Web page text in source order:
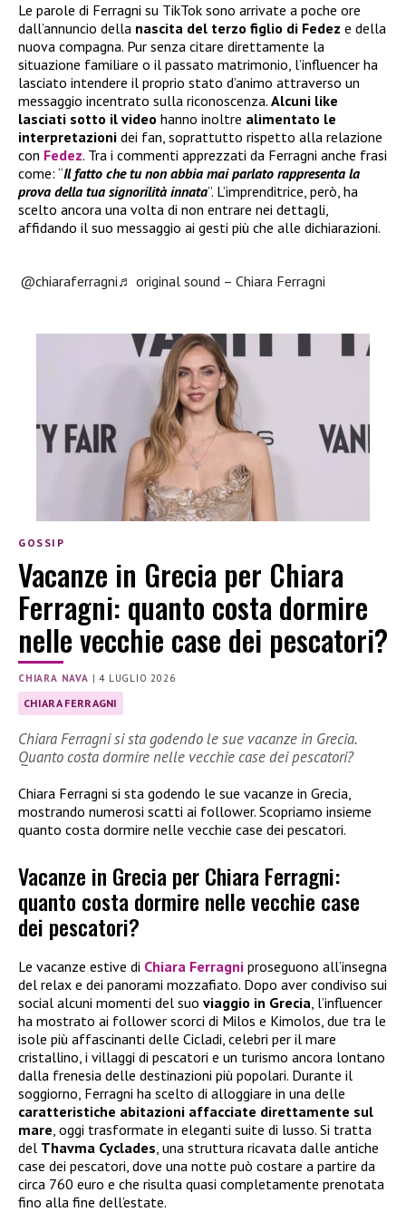
Le parole di Ferragni su TikTok sono arrivate a poche ore
dall’annuncio della nascita del terzo figlio di Fedez e della
nuova compagna. Pur senza citare direttamente la
situazione familiare o il passato matrimonio, l’influencer ha
lasciato intendere il proprio stato d’animo attraverso un
messaggio incentrato sulla riconoscenza. Alcuni like
lasciati sotto il video hanno inoltre alimentato le
interpretazioni dei fan, soprattutto rispetto alla relazione
con Fedez. Tra i commenti apprezzati da Ferragni anche frasi
come: “Il fatto che tu non abbia mai parlato rappresenta la
prova della tua signorilità innata”. L’imprenditrice, però, ha
scelto ancora una volta di non entrare nei dettagli,
affidando il suo messaggio ai gesti più che alle dichiarazioni.
@chiaraferragni♬ original sound – Chiara Ferragni
GOSSIP
Vacanze in Grecia per Chiara
Ferragni: quanto costa dormire
nelle vecchie case dei pescatori?
CHIARA NAVA |4 LUGLIO 2026
CHIARA FERRAGNI
Chiara Ferragni si sta godendo le sue vacanze in Grecia.
Quanto costa dormire nelle vecchie case dei pescatori?
Chiara Ferragni si sta godendo le sue vacanze in Grecia,
mostrando numerosi scatti ai follower. Scopriamo insieme
quanto costa dormire nelle vecchie case dei pescatori.
Vacanze in Grecia per Chiara Ferragni:
quanto costa dormire nelle vecchie case
dei pescatori?
Le vacanze estive di Chiara Ferragni proseguono all’insegna
del relax e dei panorami mozzafiato. Dopo aver condiviso sui
social alcuni momenti del suo viaggio in Grecia , l’influencer
ha mostrato ai follower scorci di Milos e Kimolos, due tra le
isole più affascinanti delle Cicladi, celebri per il mare
cristallino, i villaggi di pescatori e un turismo ancora lontano
dalla frenesia delle destinazioni più popolari. Durante il
soggiorno, Ferragni ha scelto di alloggiare in una delle
caratteristiche abitazioni affacciate direttamente sul
mare , oggi trasformate in eleganti suite di lusso. Si tratta
del Thavma Cyclades , una struttura ricavata dalle antiche
case dei pescatori, dove una notte può costare a partire da
circa 760 euro e che risulta quasi completamente prenotata
fino alla fine dell’estate.